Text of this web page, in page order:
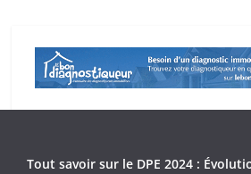
Tout savoir sur le DPE 2024 :